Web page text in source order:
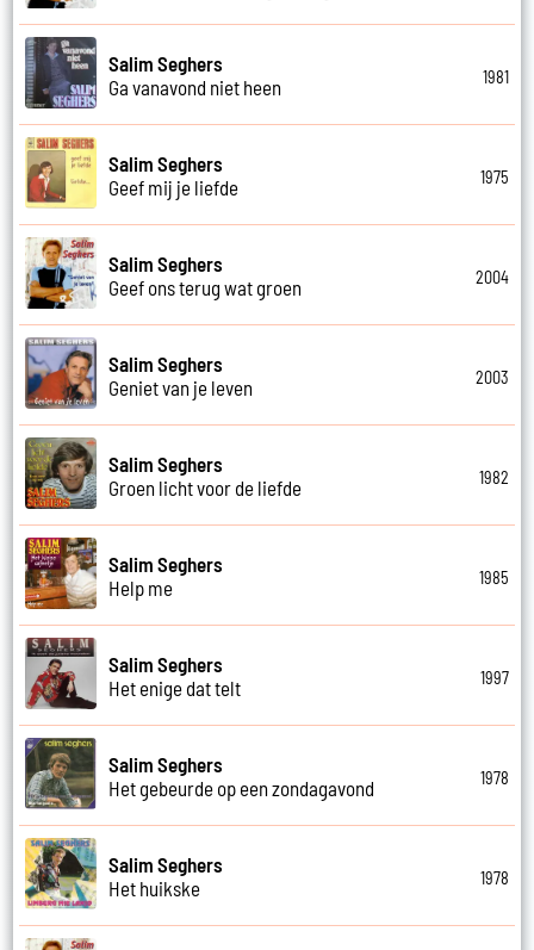
Salim Seghers
Ga vanavond niet heen
1981
Salim Seghers
Geef mij je liefde
1975
Salim Seghers
Geef ons terug wat groen
2004
Salim Seghers
Geniet van je leven
2003
Salim Seghers
Groen licht voor de liefde
1982
Salim Seghers
Help me
1985
Salim Seghers
Het enige dat telt
1997
Salim Seghers
Het gebeurde op een zondagavond
1978
Salim Seghers
Het huikske
1978